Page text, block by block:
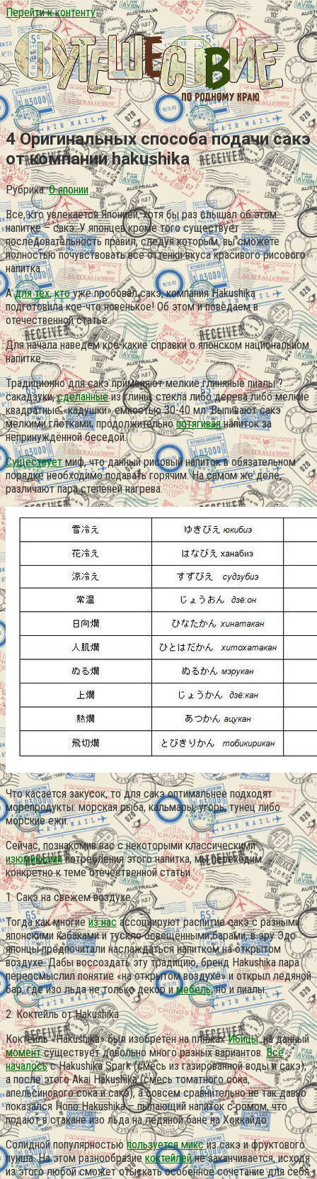
Перейти к контенту
4 Оригинальных способа подачи сакэ
от компании hakushika
Рубрика: О японии
Все, кто увлекается Японией, хотя бы раз слышал об этом
напитке – сакэ. У японцев кроме того существует
последовательность правил, следуя которым, вы сможете
полностью почувствовать все оттенки вкуса красивого рисового
напитка.
Адля тех,ктоуже пробовал сакэ, компания Hakushika
подготовила кое-что новенькое! Об этом и поведаем в
отечественной статье.
Для начала наведём кое-какие справки о японском национальном
напитке.
Традиционно для сакэ применяют мелкие глиняные пиалы ?
сакадзуки,сделанныеиз глины, стекла либо дерева либо мелкие
квадратные «кадушки» емкостью 30-40 мл.Выпивают сакэ
мелкими глотками, продолжительнопотягиваянапиток за
непринуждённой беседой.
Существуетмиф, что данный рисовый напиток в обязательном
порядке необходимо подавать горячим. На самом же деле,
различают пара степеней нагрева.
Что касается закусок, то для сакэ оптимальнее подходят
морепродукты: морская рыба, кальмары, угорь, тунец либо
морские ежи.
Сейчас, познакомив вас с некоторыми классическими
изюминкамипотребления этого напитка, мы переходим
конкретно к теме отечественной статьи.
1. Сакэ на свежем воздухе
Тогда как многиеиз насассоциируют распитие сакэ с разными
японскими кабаками и тускло освещёнными барами, в эру Эдо
японцы предпочитали наслаждаться напитком на открытом
воздухе. Дабы воссоздать эту традицию, бренд Hakushika пара
переосмыслил понятие «на открытом воздухе» и открыл ледяной
бар, где изо льда не только декор имебель, но и пиалы.
2. Коктейль от Hakushika
Коктейль «Hakushika» был изобретён на пляжахИбицы. на данный
моментсуществует довольно много разных вариантов.Всё
началосьс Hakushika Spark (смесь из газированной воды и сакэ),
а после этого Akai Hakushika (смесь томатного сока,
апельсинового сока и сакэ), а совсем сравнительно не так давно
показался Hono Hakushika – пылающий напиток с ромом, что
подают в стакане изо льда на ледяной бане на Хоккайдо.
Солидной популярностьюпользуется миксиз сакэ и фруктового
пунша. На этом разнообразиекоктейлейне заканчивается, исходя
из этого любой сможет отыскать особенное сочетание для себя.